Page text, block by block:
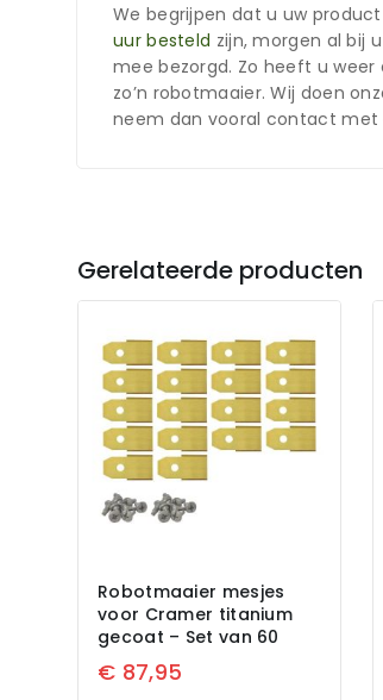
We begrijpen dat u uw
uur besteld zijn, morgen al bij
mee bezorgd. Zo heeft u
zo’n robotmaaier. Wij doen
neem dan vooral contact met
Gerelateerde producten
Robotmaaier mesjes
voor Cramer titanium
gecoat – Set van 60
€ 87,95